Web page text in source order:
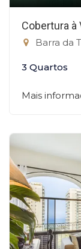
Cobertura à
Barra da
3 Quartos
Mais